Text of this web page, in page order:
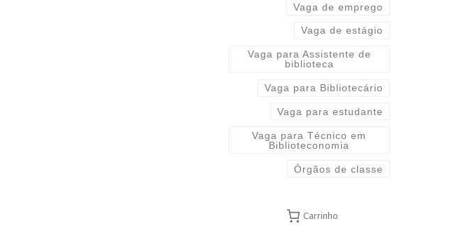
Vaga de emprego
Vaga de estágio
Vaga para Assistente de
biblioteca
Vaga para Bibliotecário
Vaga para estudante
Vaga para Técnico em
Biblioteconomia
Órgãos de classe
Carrinho